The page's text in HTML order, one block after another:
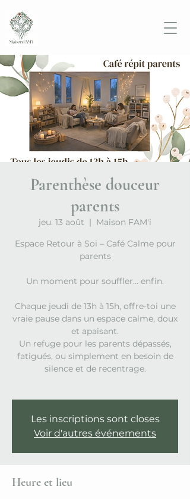
Parenthèse douceur
parents
jeu. 13 août
  |
Maison FAM'i
Espace Retour à Soi – Café Calme pour
parents
Un moment pour souffler… enfin.
Chaque jeudi de 13h à 15h, offre-toi une
vraie pause dans un espace calme, doux
et apaisant.
Un refuge pour les parents dépassés,
fatigués, ou simplement en besoin de
silence et de recentrage.
Les inscriptions sont closes
Voir d'autres événements
Heure et lieu